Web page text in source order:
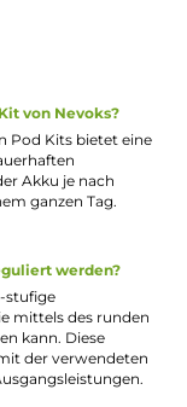
(Pod)
– 18 W / 1.0 Ohm
– 11.5 W), 3.7 V (0.6
Akkustandes über drei
(auch zur
Schutzschaltungen